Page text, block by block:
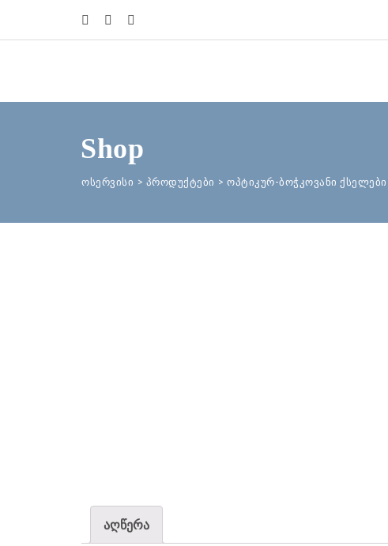
Shop
ოსერვისი > პროდუქტები > ოპტიკურ-ბოჭკოვანი ქსელები
აღწერა